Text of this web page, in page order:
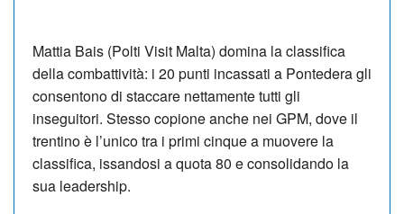
Mattia Bais (Polti Visit Malta) domina la classifica
della combattività: i 20 punti incassati a Pontedera gli
consentono di staccare nettamente tutti gli
inseguitori. Stesso copione anche nei GPM, dove il
trentino è l’unico tra i primi cinque a muovere la
classifica, issandosi a quota 80 e consolidando la
sua leadership.